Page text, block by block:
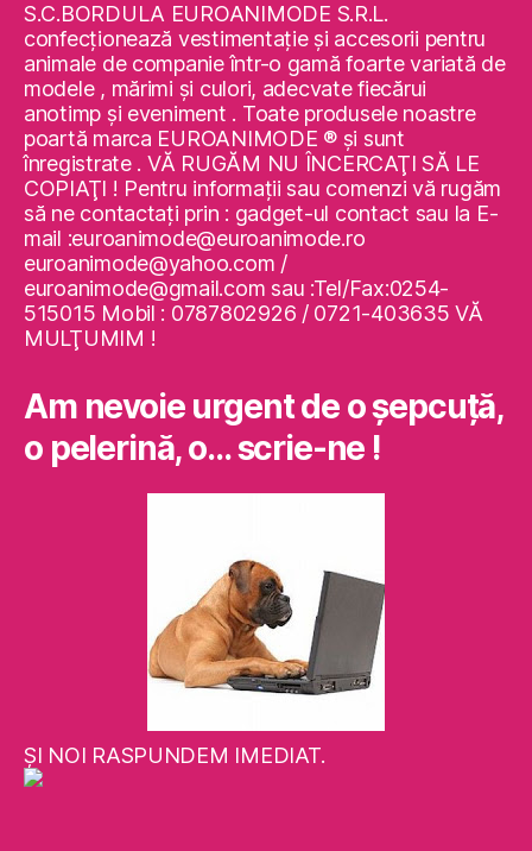
S.C.BORDULA EUROANIMODE S.R.L.
confecţionează vestimentaţie şi accesorii pentru
animale de companie într-o gamă foarte variată de
modele , mărimi şi culori, adecvate fiecărui
anotimp şi eveniment . Toate produsele noastre
poartă marca EUROANIMODE ® şi sunt
înregistrate . VĂ RUGĂM NU ÎNCERCAŢI SĂ LE
COPIAŢI ! Pentru informaţii sau comenzi vă rugăm
să ne contactaţi prin : gadget-ul contact sau la E-
mail :euroanimode@euroanimode.ro
euroanimode@yahoo.com /
euroanimode@gmail.com sau :Tel/Fax:0254-
515015 Mobil : 0787802926 / 0721-403635 VĂ
MULŢUMIM !
Am nevoie urgent de o şepcuţă,
o pelerină, o… scrie-ne !
ŞI NOI RASPUNDEM IMEDIAT.